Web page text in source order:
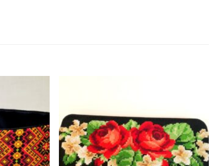
виріб у
вибране
вибране